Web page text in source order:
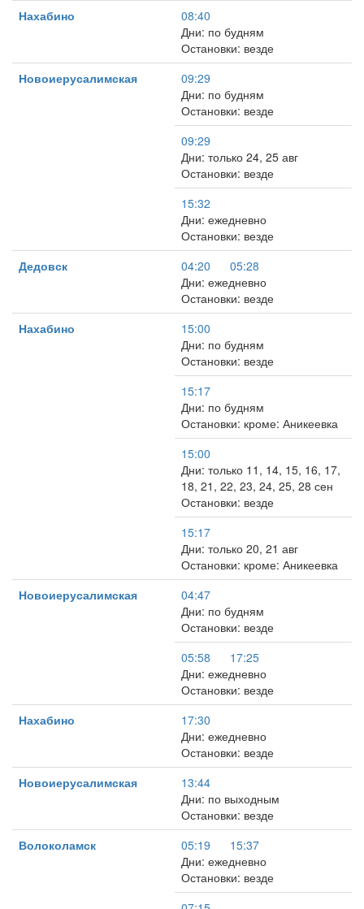
Нахабино
08:40
Дни: по будням
Остановки: везде
Новоиерусалимская
09:29
Дни: по будням
Остановки: везде
09:29
Дни: только 24, 25 авг
Остановки: везде
15:32
Дни: ежедневно
Остановки: везде
Дедовск
04:20
05:28
Дни: ежедневно
Остановки: везде
Нахабино
15:00
Дни: по будням
Остановки: везде
15:17
Дни: по будням
Остановки: кроме: Аникеевка
15:00
Дни: только 11, 14, 15, 16, 17,
18, 21, 22, 23, 24, 25, 28 сен
Остановки: везде
15:17
Дни: только 20, 21 авг
Остановки: кроме: Аникеевка
Новоиерусалимская
04:47
Дни: по будням
Остановки: везде
05:58
17:25
Дни: ежедневно
Остановки: везде
Нахабино
17:30
Дни: ежедневно
Остановки: везде
Новоиерусалимская
13:44
Дни: по выходным
Остановки: везде
Волоколамск
05:19
15:37
Дни: ежедневно
Остановки: везде